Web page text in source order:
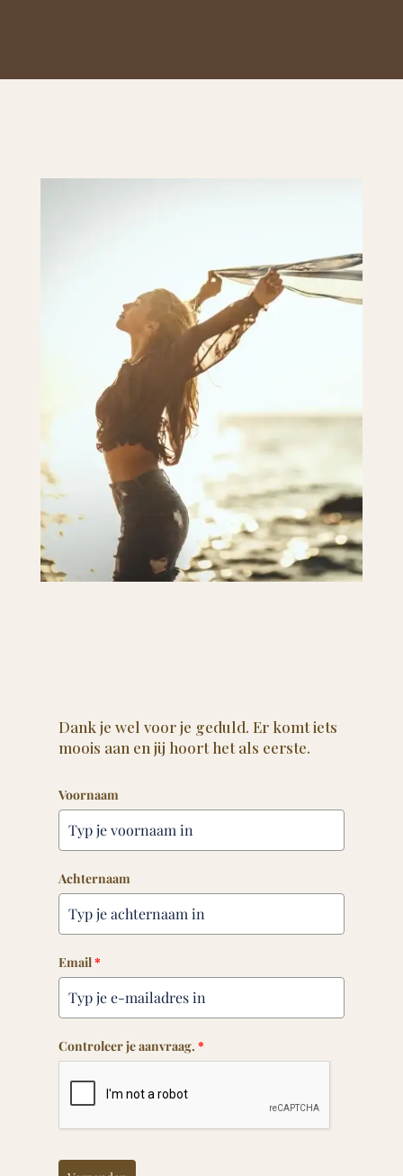
Dank je wel voor je geduld. Er komt iets
moois aan en jij hoort het als eerste.
Voornaam
Achternaam
Email*
Controleer je aanvraag. *